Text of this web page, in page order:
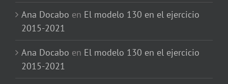
Ana Docabo en El modelo 130 en el ejercicio
2015-2021
Ana Docabo en El modelo 130 en el ejercicio
2015-2021